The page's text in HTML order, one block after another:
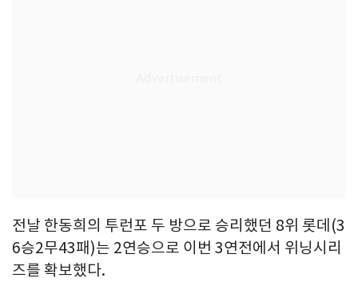
전날 한동희의 투런포 두 방으로 승리했던 8위 롯데(3
6승2무43패)는 2연승으로 이번 3연전에서 위닝시리
즈를 확보했다.